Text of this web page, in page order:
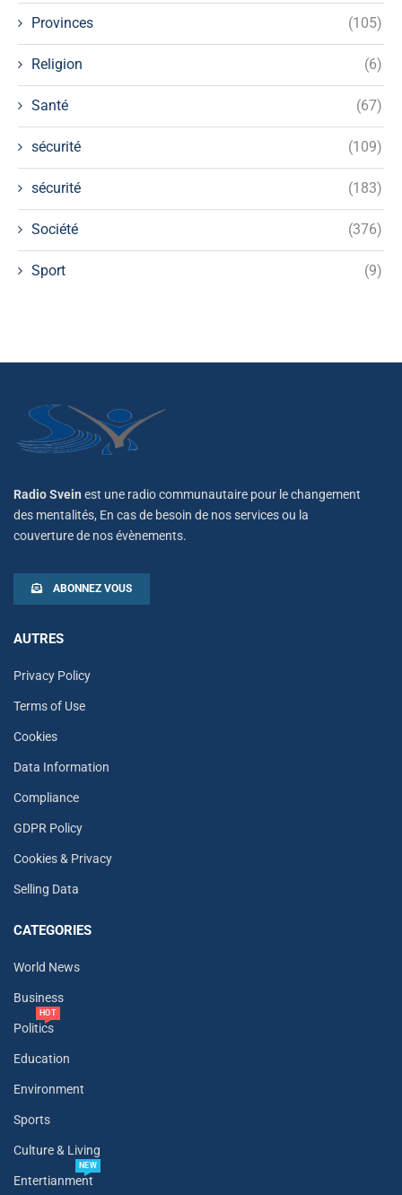
Provinces (105)
Religion (6)
Santé (67)
sécurité (109)
sécurité (183)
Société (376)
Sport (9)
Radio Svein est une radio communautaire pour le changement
des mentalités, En cas de besoin de nos services ou la
couverture de nos évènements.
ABONNEZ VOUS
AUTRES
Privacy Policy
Terms of Use
Cookies
Data Information
Compliance
GDPR Policy
Cookies & Privacy
Selling Data
CATEGORIES
World News
Business
Politics
HOT
Education
Environment
Sports
Culture & Living
Entertianment
NEW